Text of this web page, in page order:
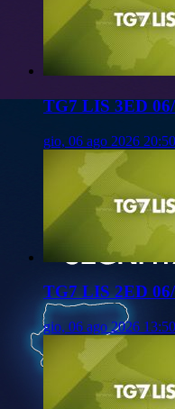
TG7 LIS 3ED
gio, 06 ago 2026 20:50
TG7 LIS 2ED
gio, 06 ago 2026 13:50